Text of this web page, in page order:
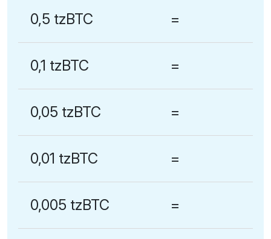
0,5 tzBTC =
0,1 tzBTC =
0,05 tzBTC =
0,01 tzBTC =
0,005 tzBTC =